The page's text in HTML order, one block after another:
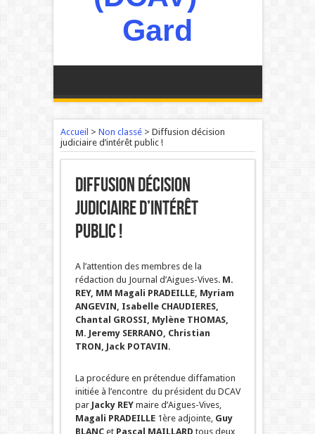
Accueil > Non classé> Diffusion décision
judiciaire d’intérêt public !
Diffusion décision
judiciaire d’intérêt
public !
A l’attention des membres de la
rédaction du Journal d’Aigues-Vives. M.
REY, MM Magali PRADEILLE, Myriam
ANGEVIN, Isabelle CHAUDIERES,
Chantal GROSSI, Mylène THOMAS,
M. Jeremy SERRANO, Christian
TRON, Jack POTAVIN.
La procédure en prétendue diffamation
initiée à l’encontre du président du DCAV
par Jacky REYmaire d’Aigues-Vives,
Magali PRADEILLE1ère adjointe, Guy
BLANCet Pascal MAILLARD tous deux